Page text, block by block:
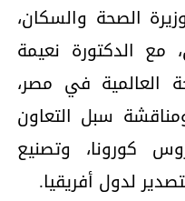
الصحة والسكان،
مع الدكتورة نعيمة
العالمية في مصر،
سبل التعاون
كورونا، وتصنيع
لدول أفريقيا.